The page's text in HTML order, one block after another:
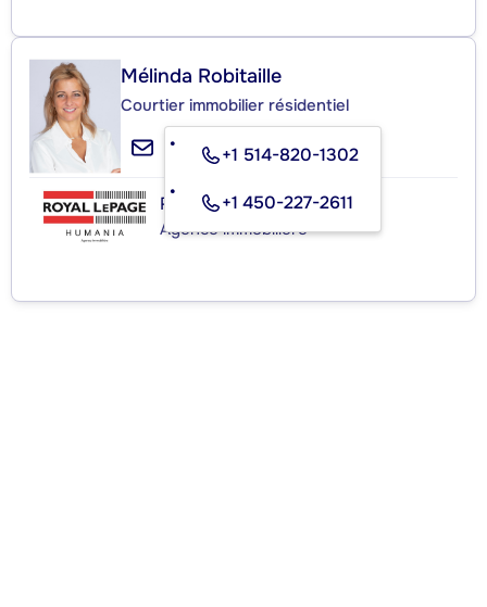
Mélinda Robitaille
Courtier immobilier résidentiel
+1 514-820-1302
+1 450-227-2611
ROYAL LEPAGE HUMANIA
Agence immobilière